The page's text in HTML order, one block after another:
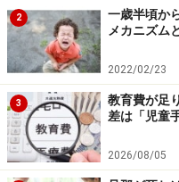
尻込みすること
もが感じている）
頑張ってもほめてもら
なされる。そういうこ
2
一歳半頃か
メカニズム
2022/02/23
3
教育費が足
差は「児童
2026/08/05